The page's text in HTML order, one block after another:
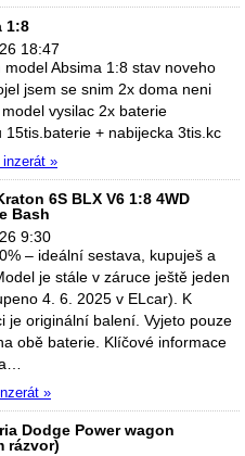
1:8
18:47
model Absima 1:8 stav noveho
jsem se snim 2x doma neni
vysilac 2x baterie
+ nabijecka 3tis.kc
»
6S BLX V6 1:8 4WD
Bash
9:30
– ideální sestava, kupuješ a
je stále v záruce ještě jeden
4. 6. 2025 v ELcar). K
je originální balení. Vyjeto pouze
obě baterie. Klíčové informace
»
Dodge Power wagon
rázvor)